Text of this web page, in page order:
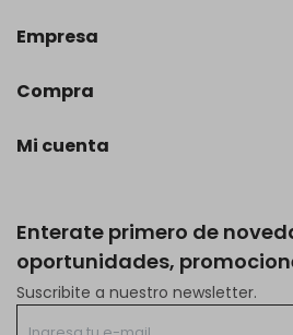
Enterate primero de
oportunidades,
Suscribite a nuestro newsletter.
Empresa
Compra
Mi cuenta